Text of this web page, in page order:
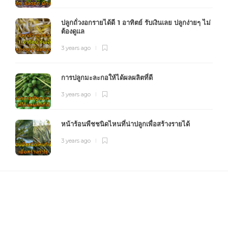
ปลูกถั่วงอกรายได้ดี 1 อาทิตย์ รับเงินเลย ปลูกง่ายๆ ไม่
ต้องดูแล
3 years ago
การปลูกมะละกอให้ได้ผลผลิตที่ดี
3 years ago
หน้าร้อนพืชชนิดไหนที่น่าปลูกเพื่อสร้างรายได้
3 years ago